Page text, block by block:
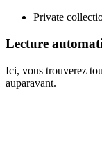
Private
Lecture
Ici, vous trouverez
auparavant.